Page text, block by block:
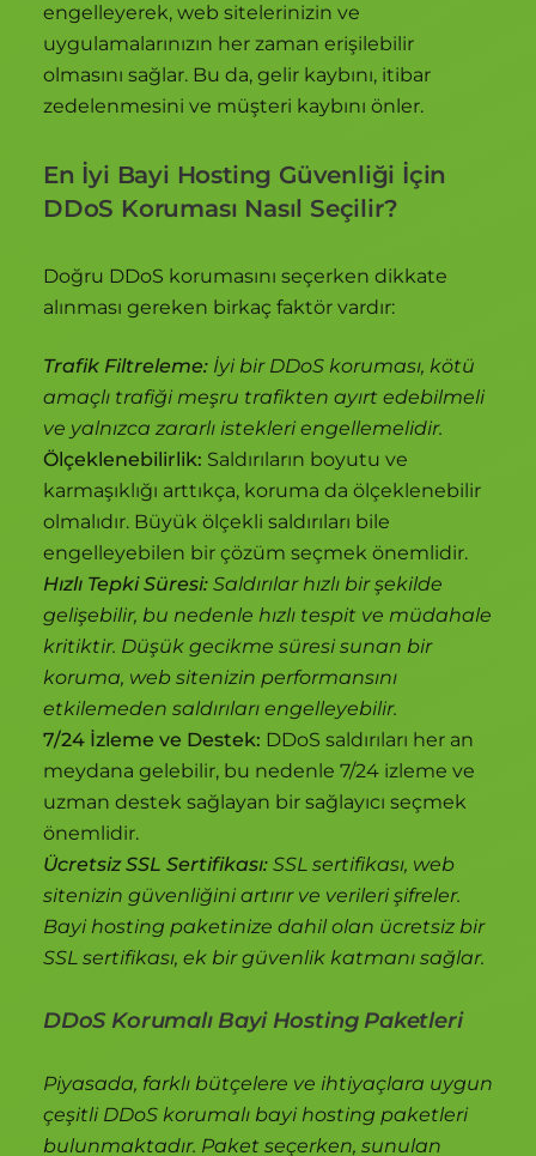
engelleyerek, web sitelerinizin ve
uygulamalarınızın her zaman erişilebilir
olmasını sağlar. Bu da, gelir kaybını, itibar
zedelenmesini ve müşteri kaybını önler.
En İyi Bayi Hosting Güvenliği İçin
DDoS Koruması Nasıl Seçilir?
Doğru DDoS korumasını seçerken dikkate
alınması gereken birkaç faktör vardır:
Trafik Filtreleme: İyi bir DDoS koruması, kötü
amaçlı trafiği meşru trafikten ayırt edebilmeli
ve yalnızca zararlı istekleri engellemelidir.
Ölçeklenebilirlik: Saldırıların boyutu ve
karmaşıklığı arttıkça, koruma da ölçeklenebilir
olmalıdır. Büyük ölçekli saldırıları bile
engelleyebilen bir çözüm seçmek önemlidir.
Hızlı Tepki Süresi: Saldırılar hızlı bir şekilde
gelişebilir, bu nedenle hızlı tespit ve müdahale
kritiktir. Düşük gecikme süresi sunan bir
koruma, web sitenizin performansını
etkilemeden saldırıları engelleyebilir.
7/24 İzleme ve Destek: DDoS saldırıları her an
meydana gelebilir, bu nedenle 7/24 izleme ve
uzman destek sağlayan bir sağlayıcı seçmek
önemlidir.
Ücretsiz SSL Sertifikası: SSL sertifikası, web
sitenizin güvenliğini artırır ve verileri şifreler.
Bayi hosting paketinize dahil olan ücretsiz bir
SSL sertifikası, ek bir güvenlik katmanı sağlar.
DDoS Korumalı Bayi Hosting Paketleri
Piyasada, farklı bütçelere ve ihtiyaçlara uygun
çeşitli DDoS korumalı bayi hosting paketleri
bulunmaktadır. Paket seçerken, sunulan